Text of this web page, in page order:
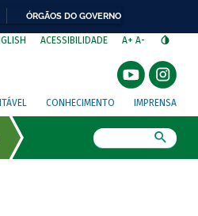
ÓRGÃOS DO GOVERNO
ACESSIBILIDADE A+ A-
CONHECIMENTO IMPRENSA